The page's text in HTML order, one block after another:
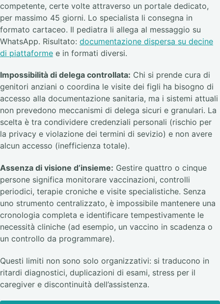
competente, certe volte attraverso un portale dedicato,
per massimo 45 giorni. Lo specialista li consegna in
formato cartaceo. Il pediatra li allega al messaggio su
WhatsApp. Risultato: documentazione dispersa su decine
di piattaforme e in formati diversi.
Impossibilità di delega controllata: Chi si prende cura di
genitori anziani o coordina le visite dei figli ha bisogno di
accesso alla documentazione sanitaria, ma i sistemi attuali
non prevedono meccanismi di delega sicuri e granulari. La
scelta è tra condividere credenziali personali (rischio per
la privacy e violazione dei termini di sevizio) e non avere
alcun accesso (inefficienza totale).
Assenza di visione d’insieme: Gestire quattro o cinque
persone significa monitorare vaccinazioni, controlli
periodici, terapie croniche e visite specialistiche. Senza
uno strumento centralizzato, è impossibile mantenere una
cronologia completa e identificare tempestivamente le
necessità cliniche (ad esempio, un vaccino in scadenza o
un controllo da programmare).
Questi limiti non sono solo organizzativi: si traducono in
ritardi diagnostici, duplicazioni di esami, stress per il
caregiver e discontinuità dell’assistenza.